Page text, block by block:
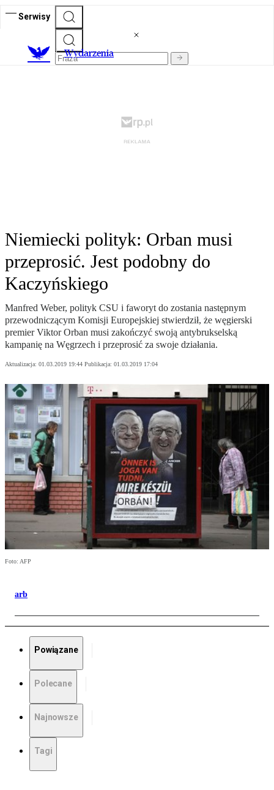
Serwisy
Wydarzenia
Niemiecki polityk: Orban musi
przeprosić. Jest podobny do
Kaczyńskiego
Manfred Weber, polityk CSU i faworyt do zostania następnym
przewodniczącym Komisji Europejskiej stwierdził, że węgierski
premier Viktor Orban musi zakończyć swoją antybrukselską
kampanię na Węgrzech i przeprosić za swoje działania.
Aktualizacja: 01.03.2019 19:44 Publikacja: 01.03.2019 17:04
Foto: AFP
arb
Powiązane
Polecane
Najnowsze
Tagi